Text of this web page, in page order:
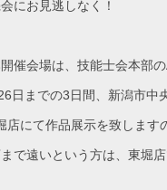
にお見逃しなく！
催会場は、技能士会本部
日までの3日間、新潟市中
店にて作品展示を致します
で遠いという方は、東堀